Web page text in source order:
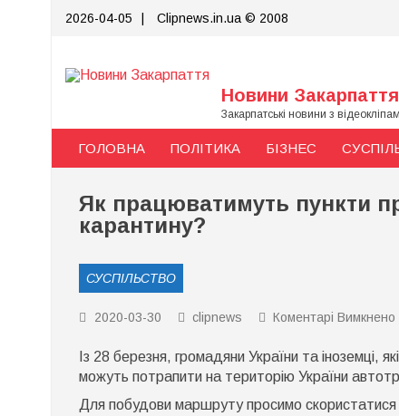
2026-04-05 Clipnews.in.ua © 2008
Новини Закарпаття
Закарпатські новини з
ГОЛОВНА ПОЛІТИКА БІЗНЕС
Як працюватимуть пункти
карантину?
СУСПІЛЬСТВО
2020-03-30 clipnews Коментарі Вимкнено
Із 28 березня, громадяни України та іноземці,
можуть потрапити на територію України
Для побудови маршруту просимо